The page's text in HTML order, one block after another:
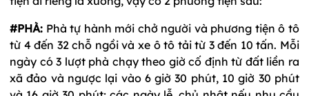
#PHÀ: Phà tự hành mới chở người và phương tiện ô tô
từ 4 đến 32 chỗ ngồi và xe ô tô tải từ 3 đến 10 tấn. Mỗi
ngày có 3 lượt phà chạy theo giờ cố định từ đất liền ra
xã đảo và ngược lại vào 6 giờ 30 phút, 10 giờ 30 phút